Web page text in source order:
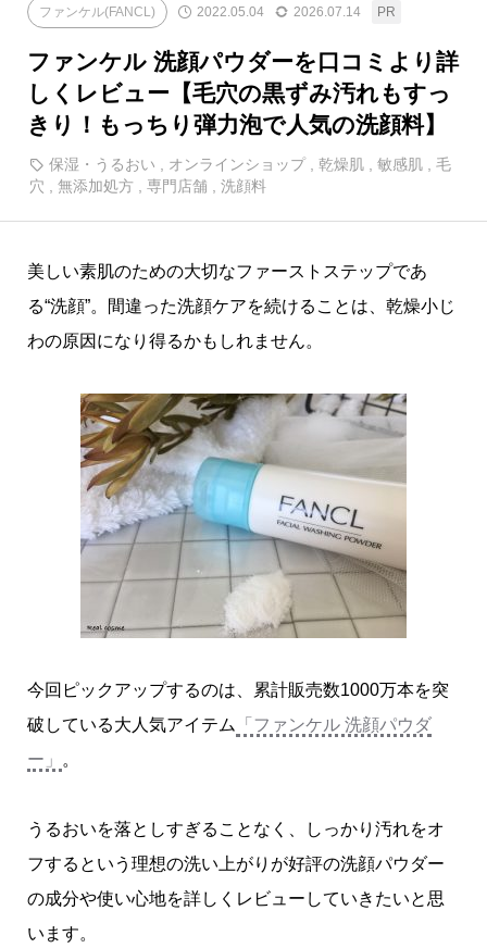
ファンケル(FANCL) 2022.05.04 2026.07.14
ファンケル 洗顔パウダーを口コミより詳
しくレビュー【毛穴の黒ずみ汚れもすっ
きり！もっちり弾力泡で人気の洗顔料】
保湿・うるおい オンラインショップ 乾燥肌 敏感肌
毛
穴
無添加処方 専門店舗 洗顔料
美しい素肌のための大切なファーストステップであ
る“洗顔”。間違った洗顔ケアを続けることは、乾燥小じ
わの原因になり得るかもしれません。
今回ピックアップするのは、累計販売数1000万本を突
破している大人気アイテム
「ファンケル 洗顔パウダ
ー」
。
うるおいを落としすぎることなく、しっかり汚れをオ
フするという理想の洗い上がりが好評の洗顔パウダー
の成分や使い心地を詳しくレビューしていきたいと思
います。